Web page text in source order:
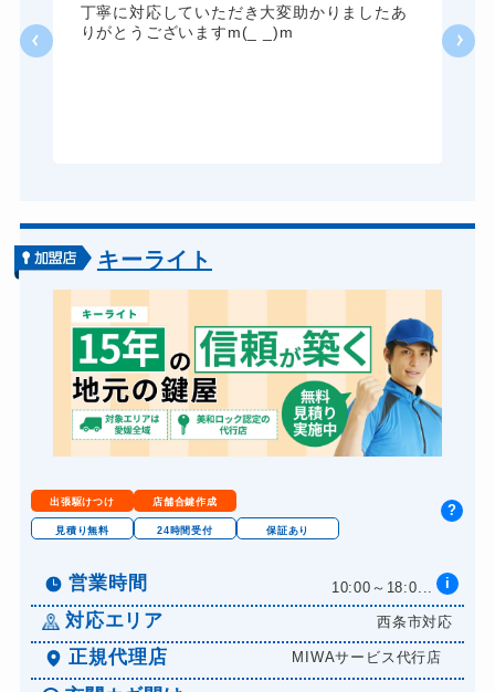
丁寧に対応していただき大変助かりましたあ
りがとうございますm(_ _)m
キーライト
出張駆けつけ 店舗合鍵作成
見積り無料 24時間受付 保証あり
営業時間 10:00～18:0... i
対応エリア 西条市対応
正規代理店 MIWAサービス代行店
?